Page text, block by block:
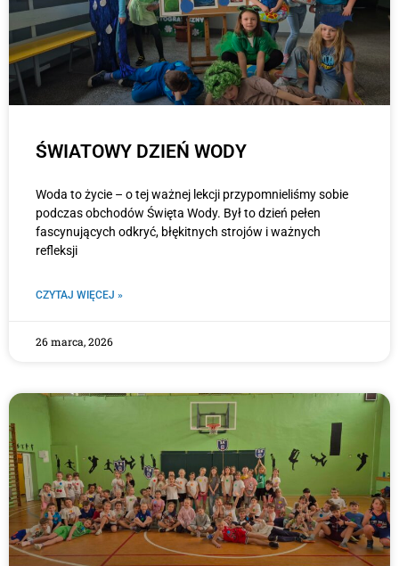
ŚWIATOWY DZIEŃ WODY
Woda to życie – o tej ważnej lekcji przypomnieliśmy sobie
podczas obchodów Święta Wody. Był to dzień pełen
fascynujących odkryć, błękitnych strojów i ważnych
refleksji
CZYTAJ WIĘCEJ »
26 marca, 2026